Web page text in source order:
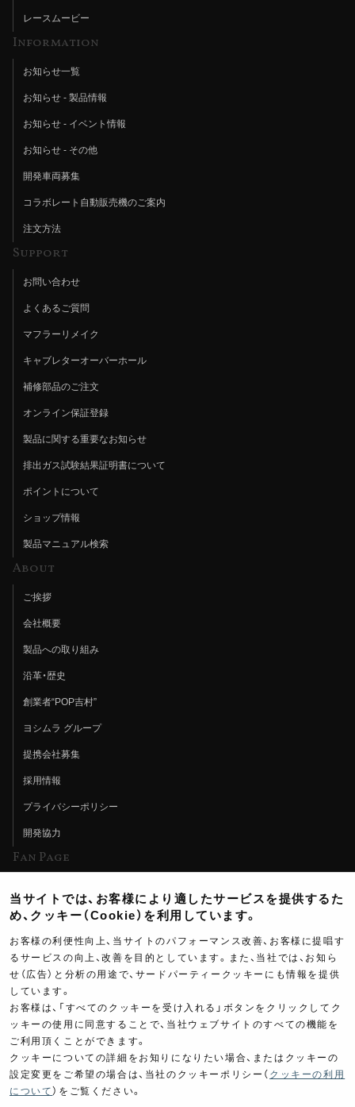
レースムービー
Information
お知らせ一覧
お知らせ - 製品情報
お知らせ - イベント情報
お知らせ - その他
開発車両募集
コラボレート自動販売機のご案内
注文方法
Support
お問い合わせ
よくあるご質問
マフラーリメイク
キャブレターオーバーホール
補修部品のご注文
オンライン保証登録
製品に関する重要なお知らせ
排出ガス試験結果証明書について
ポイントについて
ショップ情報
製品マニュアル検索
About
ご挨拶
会社概要
製品への取り組み
沿革・歴史
創業者“POP吉村”
ヨシムラ グループ
提携会社募集
採用情報
プライバシーポリシー
開発協力
Fan Page
ヨシムラTV
イベント情報
イベントスケジュール
ツーリングブレイクタイム
製品ポスター
当サイトでは、お客様により適したサービスを提供するた
め、クッキー（Cookie）を利用しています。
お客様の利便性向上、当サイトのパフォーマンス改善、お客様に提唱す
るサービスの向上、改善を目的としています。また、当社では、お知ら
せ（広告）と分析の用途で、サードパーティークッキーにも情報を提供
しています。
お客様は、「すべてのクッキーを受け入れる」ボタンをクリックしてク
ッキーの使用に同意することで、当社ウェブサイトのすべての機能を
ご利用頂くことができます。
クッキーについての詳細をお知りになりたい場合、またはクッキーの
設定変更をご希望の場合は、当社のクッキーポリシー（ クッキーの利用
について ）をご覧ください。